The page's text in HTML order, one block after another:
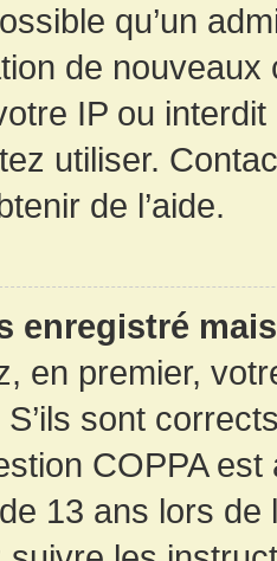
qu’un
de
IP ou
utiliser.
de l’aide.
enregistré
en premier,
sont
COPPA
13 ans lors de